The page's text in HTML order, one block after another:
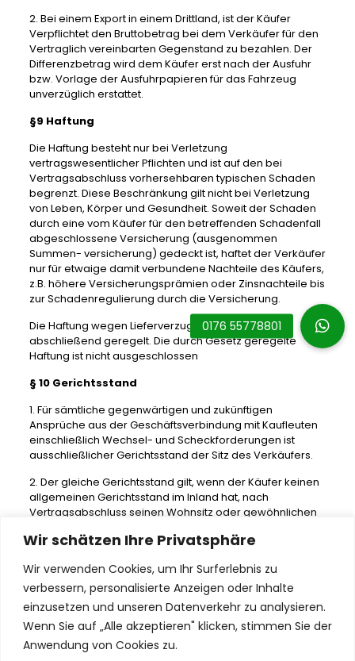
Wir schätzen Ihre Privatsphäre
Wir verwenden Cookies, um Ihr Surferlebnis zu
verbessern, personalisierte Anzeigen oder Inhalte
einzusetzen und unseren Datenverkehr zu analysieren.
Wenn Sie auf „Alle akzeptieren" klicken, stimmen Sie der
Anwendung von Cookies zu.
2. Bei einem Export in einem Drittland, ist der Käufer
Verpflichtet den Bruttobetrag bei dem Verkäufer für den
Vertraglich vereinbarten Gegenstand zu bezahlen. Der
Differenzbetrag wird dem Käufer erst nach der Ausfuhr
bzw. Vorlage der Ausfuhrpapieren für das Fahrzeug
unverzüglich erstattet.
§9 Haftung
Die Haftung besteht nur bei Verletzung
vertragswesentlicher Pflichten und ist auf den bei
Vertragsabschluss vorhersehbaren typischen Schaden
begrenzt. Diese Beschränkung gilt nicht bei Verletzung
von Leben, Körper und Gesundheit. Soweit der Schaden
durch eine vom Käufer für den betreffenden Schadenfall
abgeschlossene Versicherung (ausgenommen
Summen- versicherung) gedeckt ist, haftet der Verkäufer
nur für etwaige damit verbundene Nachteile des Käufers,
z.B. höhere Versicherungsprämien oder Zinsnachteile bis
zur Schadenregulierung durch die Versicherung.
Die Haftung wegen Lieferverzuges ist in Abschnitt III
abschließend geregelt. Die durch Gesetz geregelte
Haftung ist nicht ausgeschlossen
§ 10 Gerichtsstand
1. Für sämtliche gegenwärtigen und zukünftigen
Ansprüche aus der Geschäftsverbindung mit Kaufleuten
einschließlich Wechsel- und Scheckforderungen ist
ausschließlicher Gerichtsstand der Sitz des Verkäufers.
2. Der gleiche Gerichtsstand gilt, wenn der Käufer keinen
allgemeinen Gerichtsstand im Inland hat, nach
Vertragsabschluss seinen Wohnsitz oder gewöhnlichen
oder gewöhnlicher Aufenthaltsort zum Zeitpunkt der
Ansprüchen des Verkäufers gegenüber dem Käufer
dessen Wohnsitz als Gerichtsstand.